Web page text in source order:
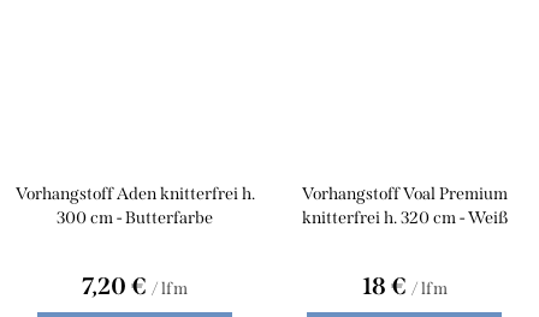
Vorhangstoff Aden knitterfrei h.
300 cm - Butterfarbe
7,20 € / lfm
Vorhangstoff Voal Premium
knitterfrei h. 320 cm - Weiß
18 € / lfm